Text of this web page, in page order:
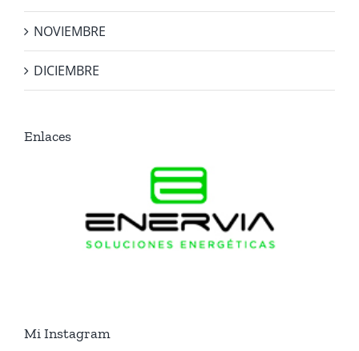
NOVIEMBRE
DICIEMBRE
Enlaces
Mi Instagram